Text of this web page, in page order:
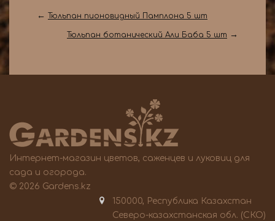
← Тюльпан пионовидный Памплона 5 шт
Тюльпан ботанический Али Баба 5 шт →
Интернет-магазин цветов, саженцев и луковиц для
сада и огорода.
© 2026 Gardens.kz
150000, Республика Казахстан
Северо-казахстанская обл. (СКО)